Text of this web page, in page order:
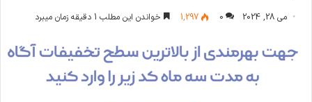
می 28, 2024 0
1,297 خواندن این مطلب 1 دقیقه زمان میبرد